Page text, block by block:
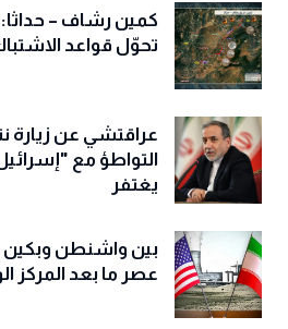
كمين رشاف –
تحوّل قواعد
عراقتشي عن زيارة
التواطؤ مع
يغتفر
بين واشنطن وبكين
عصر ما بعد المركز